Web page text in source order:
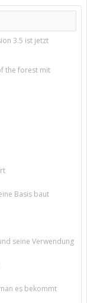
3.5 ist jetzt
the forest mit
Basis baut
seine Verwendung
es bekommt